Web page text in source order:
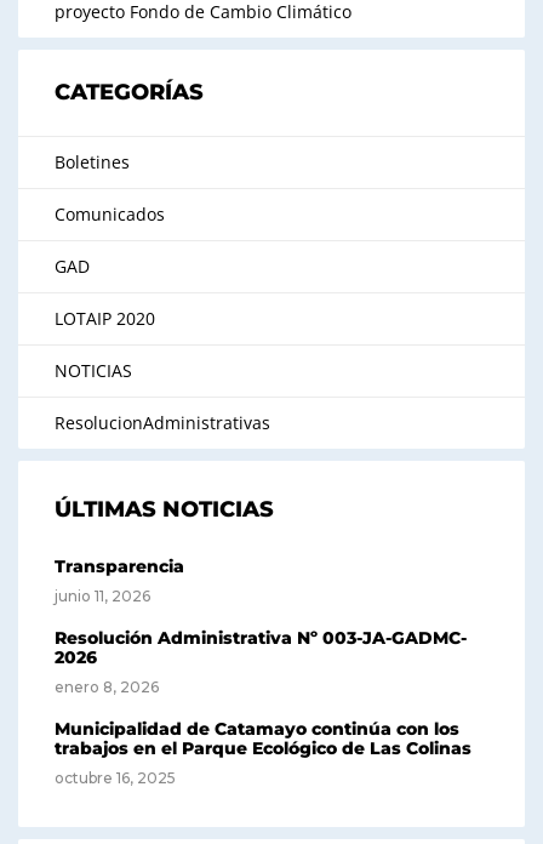
proyecto Fondo de Cambio Climático
CATEGORÍAS
Boletines
Comunicados
GAD
LOTAIP 2020
NOTICIAS
ResolucionAdministrativas
ÚLTIMAS NOTICIAS
Transparencia
junio 11, 2026
Resolución Administrativa Nº 003-JA-GADMC-
2026
enero 8, 2026
Municipalidad de Catamayo continúa con los
trabajos en el Parque Ecológico de Las Colinas
octubre 16, 2025